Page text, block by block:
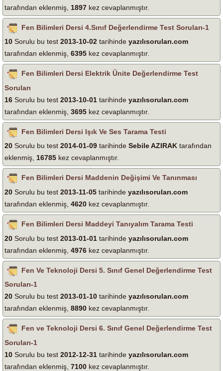
tarafından eklenmiş, 1897 kez cevaplanmıştır.
Fen Bilimleri Dersi 4.Sınıf Değerlendirme Test Soruları-1
10 Sorulu bu test 2013-10-02 tarihinde yazılısoruları.com
tarafından eklenmiş, 6395 kez cevaplanmıştır.
Fen Bilimleri Dersi Elektrik Ünite Değerlendirme Test
Soruları
16 Sorulu bu test 2013-10-01 tarihinde yazılısoruları.com
tarafından eklenmiş, 3695 kez cevaplanmıştır.
Fen Bilimleri Dersi Işık Ve Ses Tarama Testi
20 Sorulu bu test 2014-01-09 tarihinde Sebile AZIRAK tarafından
eklenmiş, 16785 kez cevaplanmıştır.
Fen Bilimleri Dersi Maddenin Değişimi Ve Tanınması
20 Sorulu bu test 2013-11-05 tarihinde yazılısoruları.com
tarafından eklenmiş, 4620 kez cevaplanmıştır.
Fen Bilimleri Dersi Maddeyi Tanıyalım Tarama Testi
20 Sorulu bu test 2013-01-01 tarihinde yazılısoruları.com
tarafından eklenmiş, 4976 kez cevaplanmıştır.
Fen Ve Teknoloji Dersi 5. Sınıf Genel Değerlendirme Test
Soruları-1
20 Sorulu bu test 2013-01-10 tarihinde yazılısoruları.com
tarafından eklenmiş, 8890 kez cevaplanmıştır.
Fen ve Teknoloji Dersi 6. Sınıf Genel Değerlendirme Test
Soruları-1
10 Sorulu bu test 2012-12-31 tarihinde yazılısoruları.com
tarafından eklenmiş, 7100 kez cevaplanmıştır.